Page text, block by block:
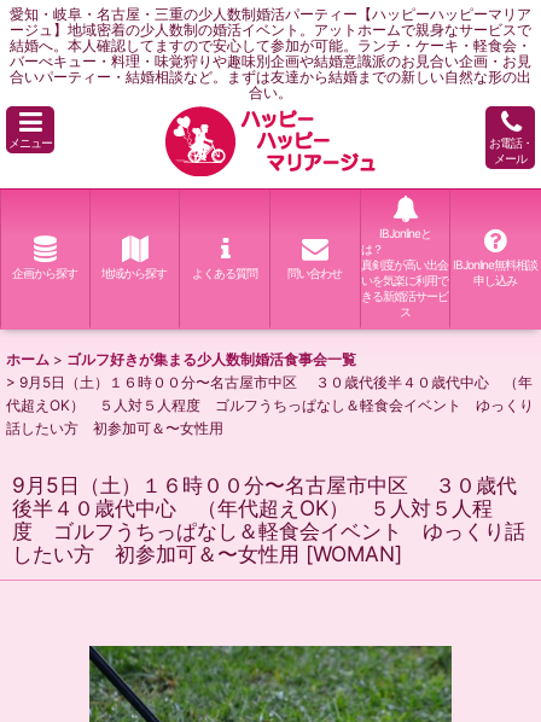
愛知・岐阜・名古屋・三重の少人数制婚活パーティー【ハッピーハッピーマリア
ージュ】地域密着の少人数制の婚活イベント。アットホームで親身なサービスで
結婚へ。本人確認してますので安心して参加が可能。ランチ・ケーキ・軽食会・
バーべキュー・料理・味覚狩りや趣味別企画や結婚意識派のお見合い企画・お見
合いパーティー・結婚相談など。まずは友達から結婚までの新しい自然な形の出
合い。
メニュー
お電話・
メール
企画から探す 地域から探す よくある質問 問い合わせ
IBJonlineと
は？
真剣度が高い出会
いを気楽に利用で
きる新婚活サービ
ス
IBJonline無料相談
申し込み
ホーム > ゴルフ好きが集まる少人数制婚活食事会一覧
> 9月5日（土）１６時００分〜名古屋市中区 ３０歳代後半４０歳代中心 （年
代超えOK） ５人対５人程度 ゴルフうちっぱなし＆軽食会イベント ゆっくり
話したい方 初参加可＆〜女性用
9月5日（土）１６時００分〜名古屋市中区 ３０歳代
後半４０歳代中心 （年代超えOK） ５人対５人程
度 ゴルフうちっぱなし＆軽食会イベント ゆっくり話
したい方 初参加可＆〜女性用 [WOMAN]